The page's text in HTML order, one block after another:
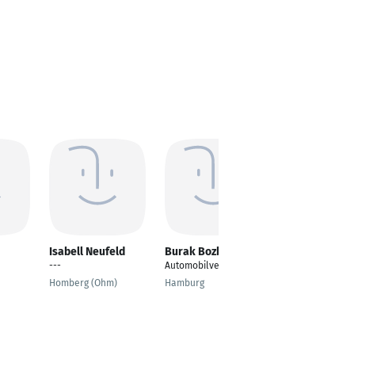
Isabell Neufeld
---
Homberg (Ohm)
Burak Bozbay
Automobilverkäufer
Hamburg